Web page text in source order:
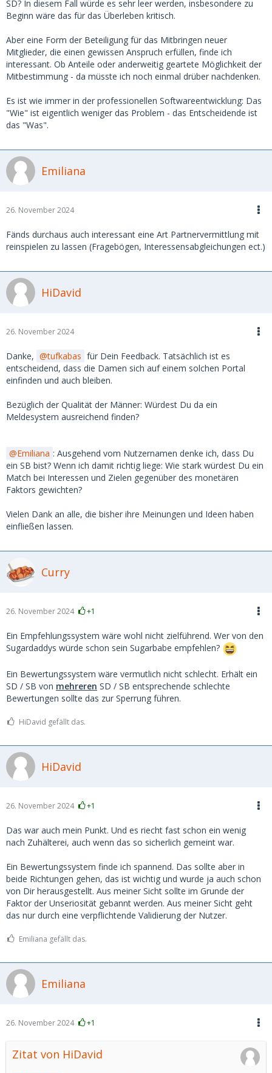
SD? In diesem Fall würde es sehr leer werden, insbesondere zu
Beginn wäre das für das Überleben kritisch.
Aber eine Form der Beteiligung für das Mitbringen neuer
Mitglieder, die einen gewissen Anspruch erfüllen, finde ich
interessant. Ob Anteile oder anderweitig geartete Möglichkeit der
Mitbestimmung - da müsste ich noch einmal drüber nachdenken.
Es ist wie immer in der professionellen Softwareentwicklung: Das
"Wie" ist eigentlich weniger das Problem - das Entscheidende ist
das "Was".
Emiliana
26. November 2024
Fänds durchaus auch interessant eine Art Partnervermittlung mit
reinspielen zu lassen (Fragebögen, Interessensabgleichungen ect.)
HiDavid
26. November 2024
Danke, tufkabas für Dein Feedback. Tatsächlich ist es
entscheidend, dass die Damen sich auf einem solchen Portal
einfinden und auch bleiben.
Bezüglich der Qualität der Männer: Würdest Du da ein
Meldesystem ausreichend finden?
Emiliana : Ausgehend vom Nutzernamen denke ich, dass Du
ein SB bist? Wenn ich damit richtig liege: Wie stark würdest Du ein
Match bei Interessen und Zielen gegenüber des monetären
Faktors gewichten?
Vielen Dank an alle, die bisher ihre Meinungen und Ideen haben
einfließen lassen.
Curry
26. November 2024 +1
Ein Empfehlungssystem wäre wohl nicht zielführend. Wer von den
Sugardaddys würde schon sein Sugarbabe empfehlen?
Ein Bewertungssystem wäre vermutlich nicht schlecht. Erhält ein
SD / SB von mehreren SD / SB entsprechende schlechte
Bewertungen sollte das zur Sperrung führen.
HiDavid gefällt das.
HiDavid
26. November 2024 +1
Das war auch mein Punkt. Und es riecht fast schon ein wenig
nach Zuhälterei, auch wenn das so sicherlich gemeint war.
Ein Bewertungssystem finde ich spannend. Das sollte aber in
beide Richtungen gehen, das ist wichtig und wurde ja auch schon
von Dir herausgestellt. Aus meiner Sicht sollte im Grunde der
Faktor der Unseriosität gebannt werden. Aus meiner Sicht geht
das nur durch eine verpflichtende Validierung der Nutzer.
Emiliana gefällt das.
Emiliana
26. November 2024 +1
Zitat von HiDavid